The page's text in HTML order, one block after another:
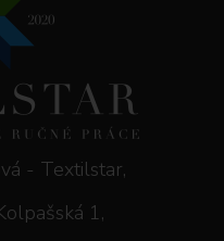
- Textilstar,
1,